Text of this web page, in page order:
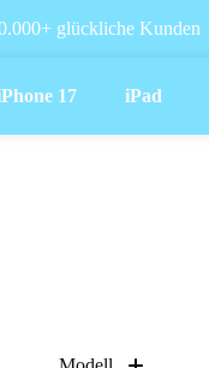
glückliche Kunden
17 iPad